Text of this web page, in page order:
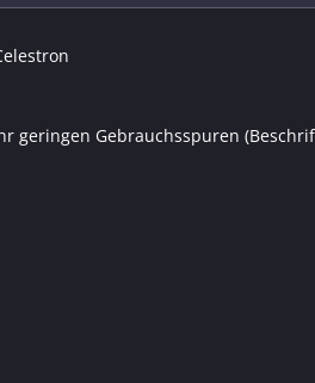
geringen Gebrauchsspuren